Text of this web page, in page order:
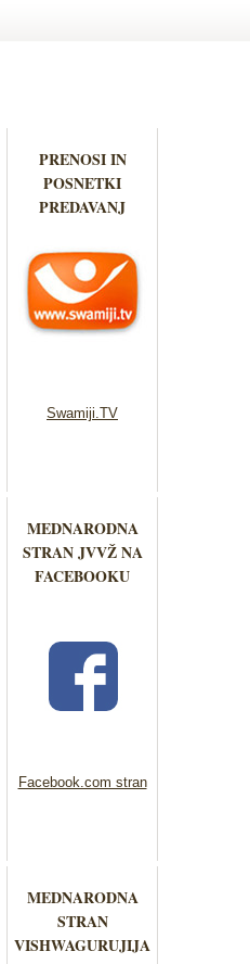
PRENOSI IN
POSNETKI
PREDAVANJ
Swamiji.TV
MEDNARODNA
STRAN JVVŽ NA
FACEBOOKU
Facebook.com stran
MEDNARODNA
STRAN
VISHWAGURUJIJA